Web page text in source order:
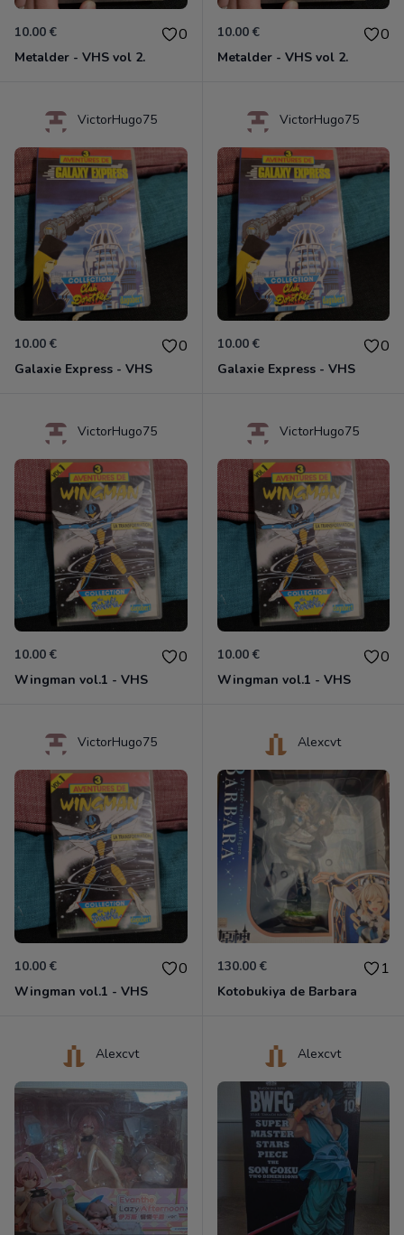
10.00 € 0
Metalder - VHS vol 2.
10.00 € 0
Metalder - VHS vol 2.
VictorHugo75
10.00 € 0
Galaxie Express - VHS
VictorHugo75
10.00 € 0
Galaxie Express - VHS
VictorHugo75
10.00 € 0
Wingman vol.1 - VHS
VictorHugo75
10.00 € 0
Wingman vol.1 - VHS
VictorHugo75
10.00 € 0
Wingman vol.1 - VHS
Alexcvt
130.00 € 1
Kotobukiya de Barbara
Alexcvt Alexcvt